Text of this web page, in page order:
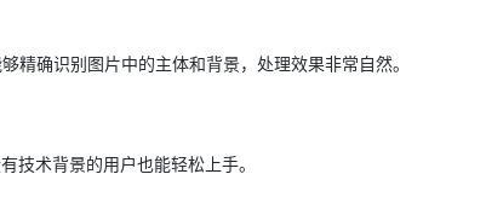
精确识别图片中的主体和背景，处理效果非常自然。
技术背景的用户也能轻松上手。